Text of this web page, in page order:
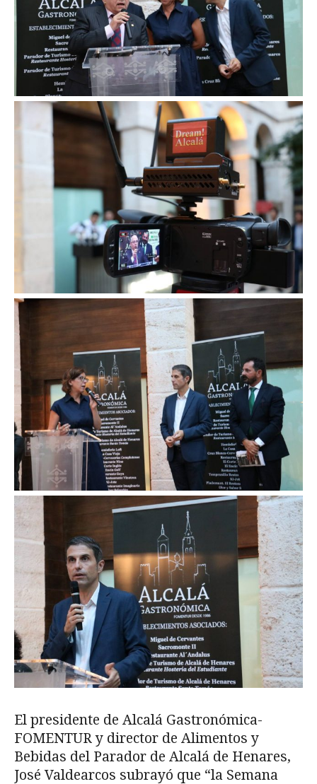
El presidente de Alcalá Gastronómica-
FOMENTUR y director de Alimentos y
Bebidas del Parador de Alcalá de Henares,
José Valdearcos subrayó que “la Semana